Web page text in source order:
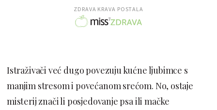
ZDRAVA KRAVA POSTALA
Istraživači već dugo povezuju kućne ljubimce s
manjim stresom i povećanom srećom. No, ostaje
misterij znači li posjedovanje psa ili mačke